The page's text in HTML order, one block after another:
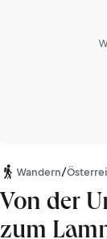
Wandern/
Von der
zum